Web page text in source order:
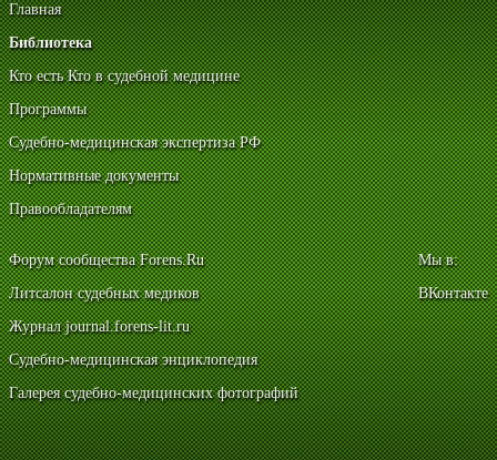
Главная
Библиотека
Кто есть Кто в судебной медицине
Программы
Судебно-медицинская экспертиза РФ
Нормативные документы
Правообладателям
Форум сообщества Forens.Ru
Литсалон судебных медиков
Журнал journal.forens-lit.ru
Судебно-медицинская энциклопедия
Галерея судебно-медицинских фотографий
Мы в:
ВКонтакте